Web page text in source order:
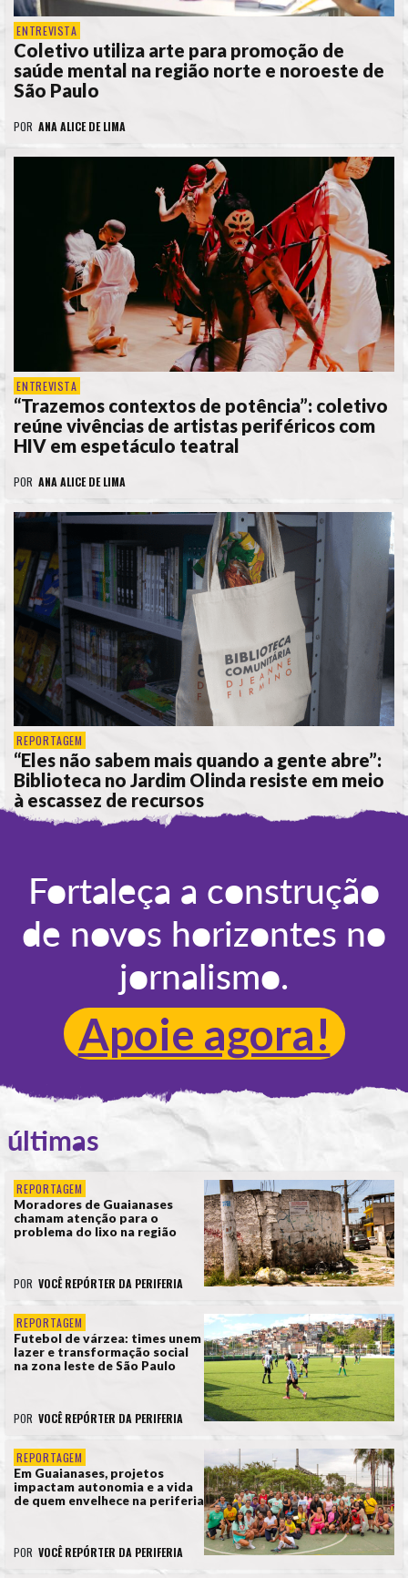
ENTREVISTA
Coletivo utiliza arte para promoção de
saúde mental na região norte e noroeste de
São Paulo
POR ANA ALICE DE LIMA
ENTREVISTA
“Trazemos contextos de potência”: coletivo
reúne vivências de artistas periféricos com
HIV em espetáculo teatral
POR ANA ALICE DE LIMA
REPORTAGEM
“Eles não sabem mais quando a gente abre”:
Biblioteca no Jardim Olinda resiste em meio
à escassez de recursos
Fortaleça a construção
de novos horizontes no
jornalismo.
Apoie agora!
últimas
REPORTAGEM
Moradores de Guaianases
chamam atenção para o
problema do lixo na região
POR VOCÊ REPÓRTER DA PERIFERIA
REPORTAGEM
Futebol de várzea: times unem
lazer e transformação social
na zona leste de São Paulo
POR VOCÊ REPÓRTER DA PERIFERIA
REPORTAGEM
Em Guaianases, projetos
impactam autonomia e a vida
de quem envelhece na periferia
POR VOCÊ REPÓRTER DA PERIFERIA